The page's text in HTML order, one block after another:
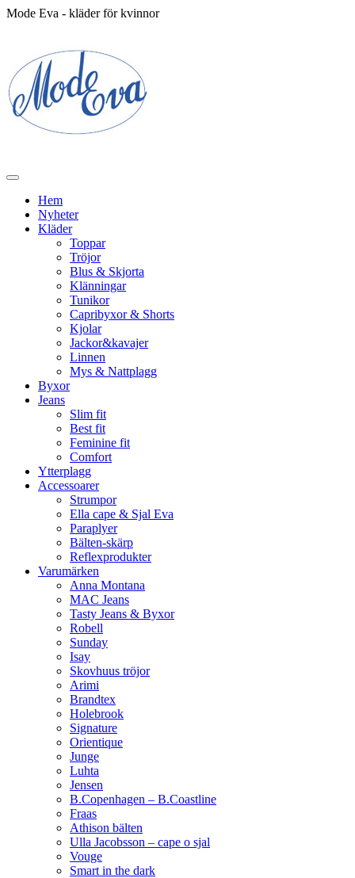
Mode Eva - kläder för kvinnor
Hem
Nyheter
Kläder
Toppar
Tröjor
Blus & Skjorta
Klänningar
Tunikor
Capribyxor & Shorts
Kjolar
Jackor&kavajer
Linnen
Mys & Nattplagg
Byxor
Jeans
Slim fit
Best fit
Feminine fit
Comfort
Ytterplagg
Accessoarer
Strumpor
Ella cape & Sjal Eva
Paraplyer
Bälten-skärp
Reflexprodukter
Varumärken
Anna Montana
MAC Jeans
Tasty Jeans & Byxor
Robell
Sunday
Isay
Skovhuus tröjor
Arimi
Brandtex
Holebrook
Signature
Orientique
Junge
Luhta
Jensen
B.Copenhagen – B.Coastline
Fraas
Athison bälten
Ulla Jacobsson – cape o sjal
Vouge
Smart in the dark